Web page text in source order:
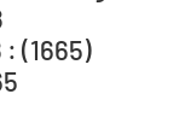
(1665)